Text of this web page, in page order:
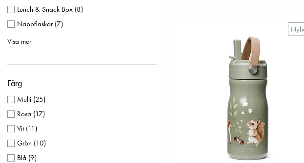
Lunch & Snack Box (8)
Nappflaskor(7)
Barnserviser
Skålar(5)
Långärmade Haklappar
Silikontallrik med bestick
Servettringar
Lunchlåda & Termos Set
Lunchlådor
Pipmuggar
Visa mer
Färg
Multi (25)
Rosa (17)
Vit(11 )
Grön (10)
Blå (9)